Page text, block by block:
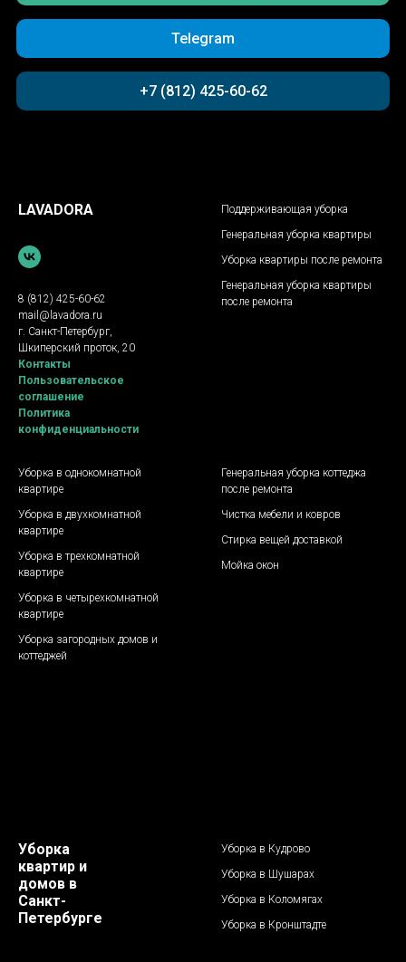
Telegram
+7 (812) 425-60-62
LAVADORA
8 (812) 425-60-62
mail@lavadora.ru
г. Санкт-Петербург,
Шкиперский проток, 20
Контакты
Пользовательское
соглашение
Политика
конфиденциальности
Поддерживающая уборка
Генеральная уборка квартиры
Уборка квартиры после ремонта
Генеральная уборка квартиры
после ремонта
Уборка в однокомнатной
квартире
Уборка в двухкомнатной
квартире
Уборка в трехкомнатной
квартире
Уборка в четырехкомнатной
квартире
Уборка загородных домов и
коттеджей
Генеральная уборка коттеджа
после ремонта
Чистка мебели и ковров
Стирка вещей доставкой
Мойка окон
Уборка
квартир и
домов в
Санкт-
Петербурге
Уборка в Кудрово
Уборка в Шушарах
Уборка в Коломягах
Уборка в Кронштадте